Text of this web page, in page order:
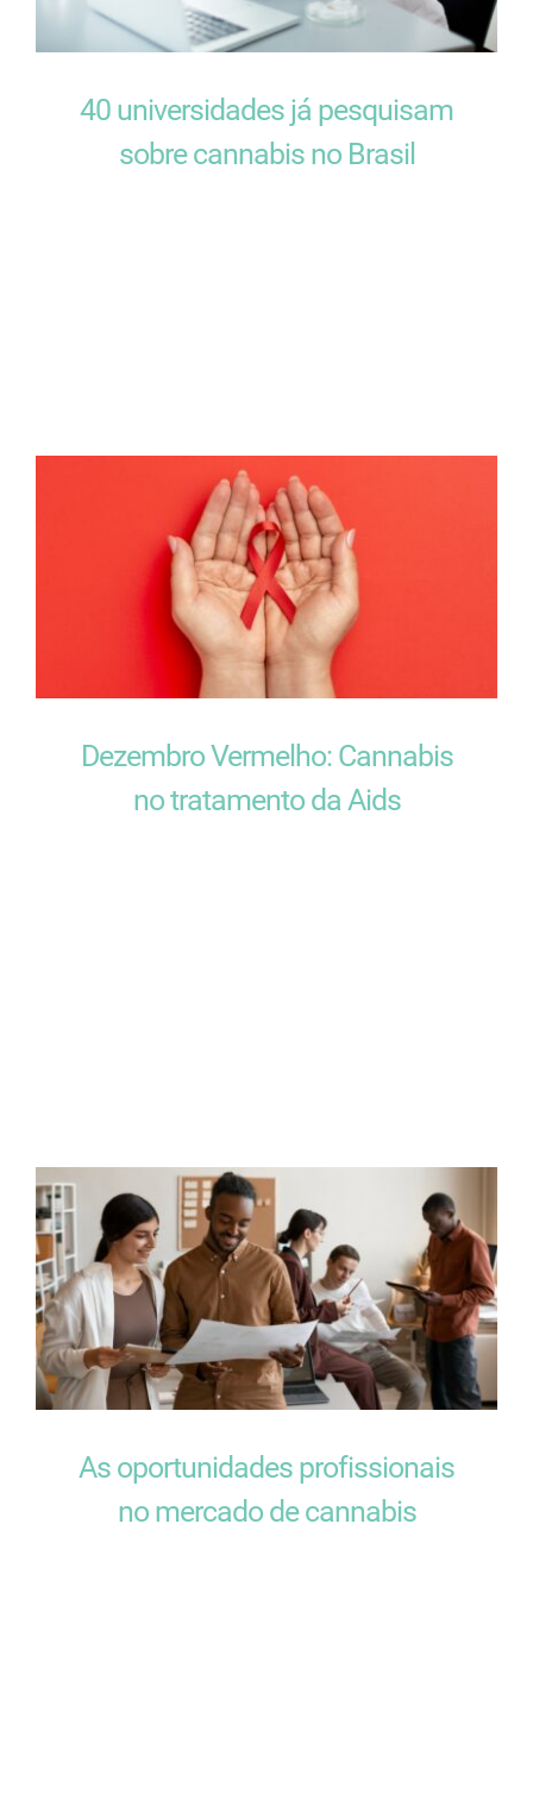
40 universidades já pesquisam
sobre cannabis no Brasil
Dezembro Vermelho: Cannabis
no tratamento da Aids
As oportunidades profissionais
no mercado de cannabis